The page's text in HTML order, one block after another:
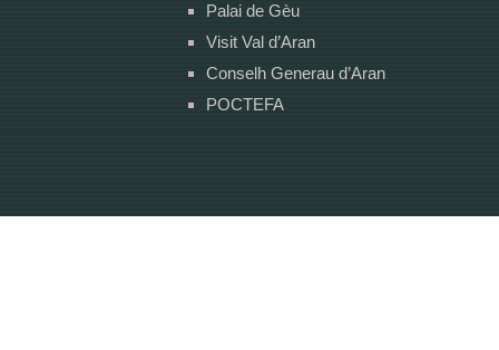
Palai de Gèu
Visit Val d’Aran
Conselh Generau d’Aran
POCTEFA